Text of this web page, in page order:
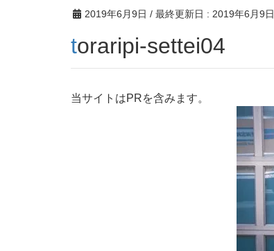
2019年6月9日 / 最終更新日 : 2019年6月9日
toraripi-settei04
当サイトはPRを含みます。